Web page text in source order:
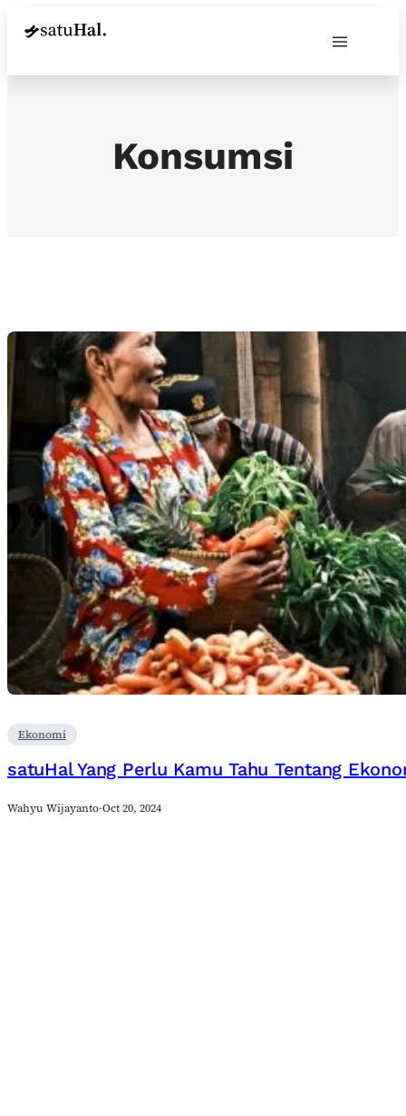
Konsumsi
Ekonomi
satuHal Yang Perlu Kamu Tahu Tentang
Wahyu Wijayanto·Oct 20, 2024